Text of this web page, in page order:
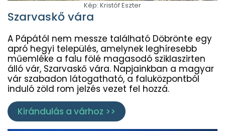
Kép: Kristóf Eszter
Szarvaskő vára
A Pápától nem messze található Döbrönte egy
apró hegyi település, amelynek leghíresebb
műemléke a falu fölé magasodó sziklaszirten
álló vár, Szarvaskő vára. Napjainkban a magyar
vár szabadon látogatható, a faluközpontból
induló zöld rom jelzés vezet fel hozzá.
Kirándulás a várhoz >>